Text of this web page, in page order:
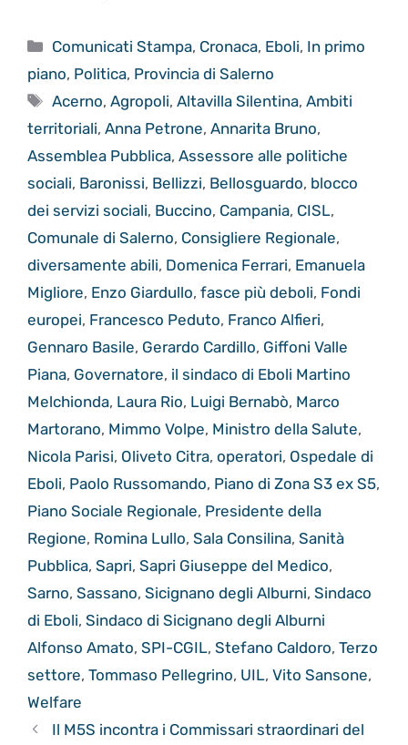
Categorie
Comunicati Stampa, Cronaca, Eboli, In primo
piano, Politica, Provincia di Salerno
Tag
Acerno,Agropoli,Altavilla Silentina,Ambiti
territoriali, Anna Petrone, Annarita Bruno,
Assemblea Pubblica, Assessore alle politiche
sociali, Baronissi, Bellizzi, Bellosguardo, blocco
dei servizi sociali, Buccino, Campania, CISL,
Comunale di Salerno, Consigliere Regionale,
diversamente abili, Domenica Ferrari, Emanuela
Migliore, Enzo Giardullo, fasce più deboli, Fondi
europei, Francesco Peduto, Franco Alfieri,
Gennaro Basile, Gerardo Cardillo, Giffoni Valle
Piana, Governatore, il sindaco di Eboli Martino
Melchionda, Laura Rio, Luigi Bernabò, Marco
Martorano, Mimmo Volpe, Ministro della Salute,
Nicola Parisi, Oliveto Citra, operatori, Ospedale di
Eboli, Paolo Russomando, Piano di Zona S3 ex S5,
Piano Sociale Regionale, Presidente della
Regione, Romina Lullo, Sala Consilina, Sanità
Pubblica, Sapri, Sapri Giuseppe del Medico,
Sarno, Sassano, Sicignano degli Alburni, Sindaco
di Eboli, Sindaco di Sicignano degli Alburni
Alfonso Amato, SPI-CGIL, Stefano Caldoro, Terzo
settore, Tommaso Pellegrino, UIL, Vito Sansone,
Welfare
Il M5S incontra i Commissari straordinari del